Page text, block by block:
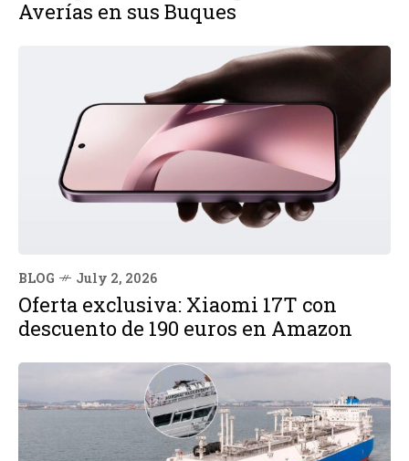
Averías en sus Buques
BLOG July 2, 2026
Oferta exclusiva: Xiaomi 17T con
descuento de 190 euros en Amazon